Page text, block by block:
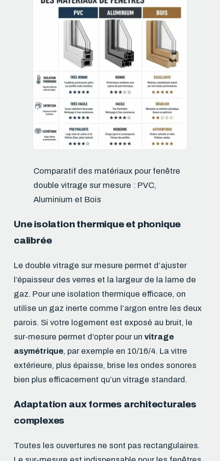
Comparatif des matériaux pour fenêtre
double vitrage sur mesure : PVC,
Aluminium et Bois
Une isolation thermique et phonique
calibrée
Le double vitrage sur mesure permet d’ajuster
l’épaisseur des verres et la largeur de la lame de
gaz. Pour une isolation thermique efficace, on
utilise un gaz inerte comme l’argon entre les deux
parois. Si votre logement est exposé au bruit, le
sur-mesure permet d’opter pour un vitrage
asymétrique, par exemple en 10/16/4. La vitre
extérieure, plus épaisse, brise les ondes sonores
bien plus efficacement qu’un vitrage standard.
Adaptation aux formes architecturales
complexes
Toutes les ouvertures ne sont pas rectangulaires.